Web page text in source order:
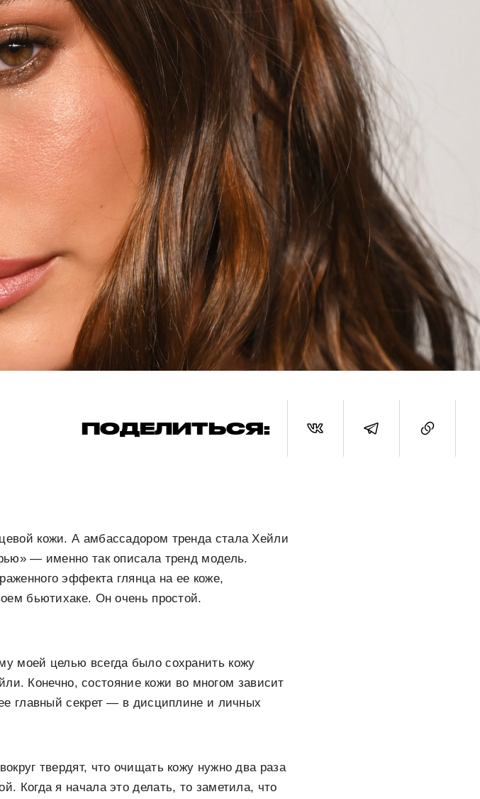
ПОДЕЛИТЬСЯ:
кожи. А амбассадором тренда стала Хейли
— именно так описала тренд модель.
эффекта глянца на ее коже,
бьютихаке. Он очень простой.
моей целью всегда было сохранить кожу
Конечно, состояние кожи во многом зависит
главный секрет — в дисциплине и личных
твердят, что очищать кожу нужно два раза
Когда я начала это делать, то заметила, что